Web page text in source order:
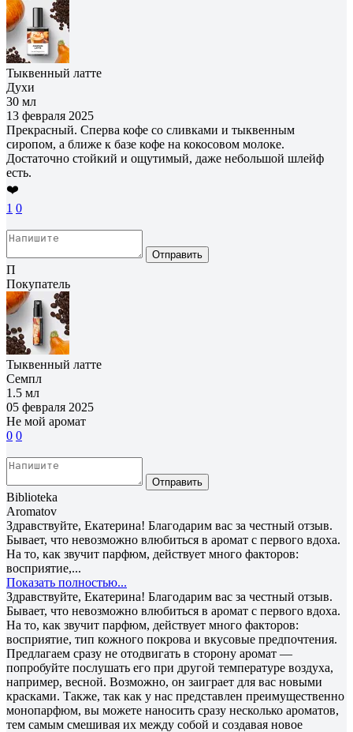
Тыквенный латте
Духи
30 мл
13 февраля 2025
Прекрасный. Сперва кофе со сливками и тыквенным
сиропом, а ближе к базе кофе на кокосовом молоке.
Достаточно стойкий и ощутимый, даже небольшой шлейф
есть.
❤️
1 0
Отправить
П
Покупатель
Тыквенный латте
Семпл
1.5 мл
05 февраля 2025
Не мой аромат
0 0
Отправить
Biblioteka
Aromatov
Здравствуйте, Екатерина! Благодарим вас за честный отзыв.
Бывает, что невозможно влюбиться в аромат с первого вдоха.
На то, как звучит парфюм, действует много факторов:
восприятие,...
Показать полностью...
Здравствуйте, Екатерина! Благодарим вас за честный отзыв.
Бывает, что невозможно влюбиться в аромат с первого вдоха.
На то, как звучит парфюм, действует много факторов:
восприятие, тип кожного покрова и вкусовые предпочтения.
Предлагаем сразу не отодвигать в сторону аромат —
попробуйте послушать его при другой температуре воздуха,
например, весной. Возможно, он заиграет для вас новыми
красками. Также, так как у нас представлен преимущественно
монопарфюм, вы можете наносить сразу несколько ароматов,
тем самым смешивая их между собой и создавая новое